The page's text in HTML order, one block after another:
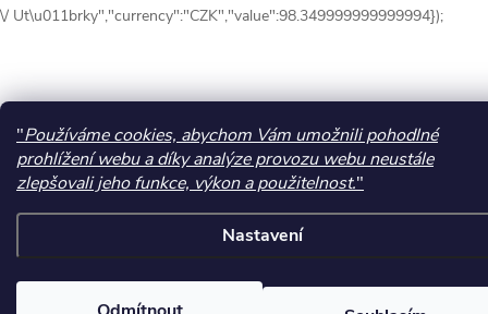
"Používáme cookies, abychom Vám umožnili pohodlné
prohlížení webu a díky analýze provozu webu neustále
zlepšovali jeho funkce, výkon a použitelnost."
Nastavení
\/ Ut\u011brky","currency":"CZK","value":98.349999999999994});